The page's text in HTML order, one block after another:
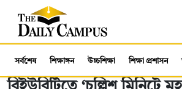
সর্বশেষ শিক্ষাঙ্গন উচ্চশিক্ষা শিক্ষা প্রশাসন